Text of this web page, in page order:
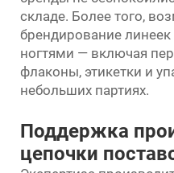
складе. Более того,
брендирование линеек
ногтями — включая
флаконы, этикетки и
небольших партиях.
Поддержка
цепочки